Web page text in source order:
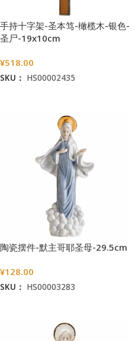
手持十字架-圣本笃-橄榄木-银色-
圣尸-19x10cm
¥518.00
SKU： HS00002435
陶瓷摆件-默主哥耶圣母-29.5cm
¥128.00
SKU： HS00003283